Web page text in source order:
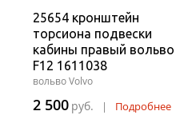
25654 кронштейн
торсиона подвески
кабины правый вольво
F12 1611038
вольво Volvo
2 500 руб. | Подробнее